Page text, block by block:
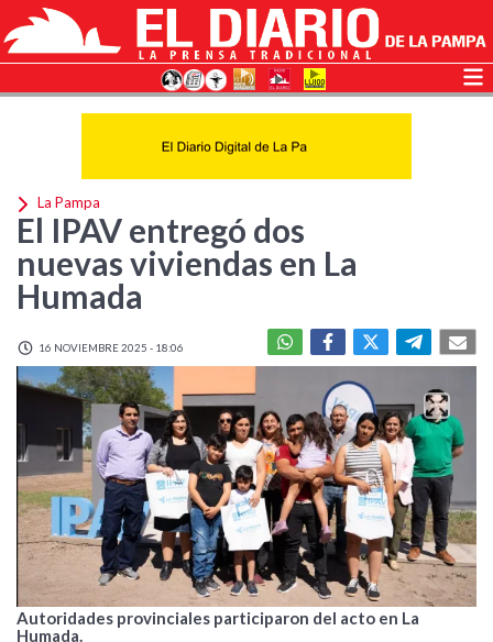
La Pampa
El IPAV entregó dos
nuevas viviendas en La
Humada
16 NOVIEMBRE 2025 - 18:06
Autoridades provinciales participaron del acto en La
Humada.